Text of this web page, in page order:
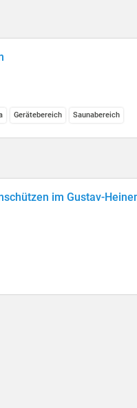
Gerätebereich Saunabereich
im Gustav-